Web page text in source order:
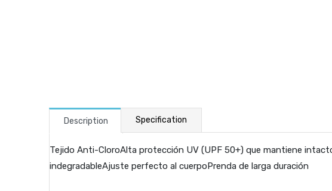
Description Specification
Tejido Anti-CloroAlta protección UV (UPF 50+) que mantiene
indegradableAjuste perfecto al cuerpoPrenda de larga duración